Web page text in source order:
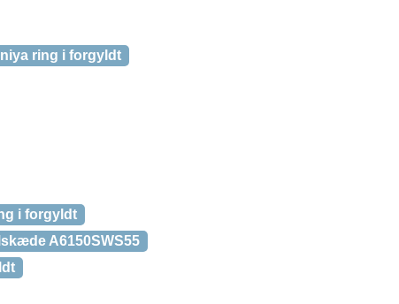
ring i forgyldt
i forgyldt
A6150SWS55